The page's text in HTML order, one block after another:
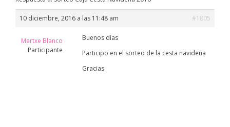
10 diciembre, 2016 a las 11:48 am #1805
Mertxe Blanco
Participante
Buenos días
Participo en el sorteo de la cesta navideña
Gracias